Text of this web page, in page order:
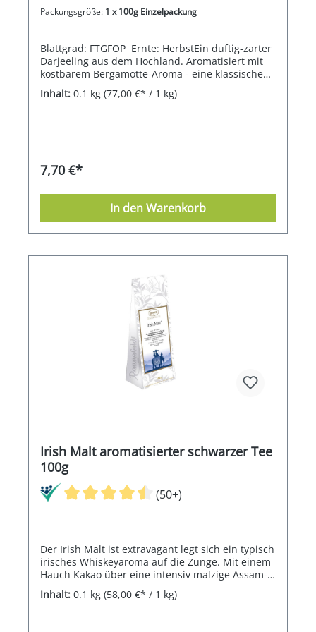
Packungsgröße: 1 x 100g Einzelpackung
Blattgrad: FTGFOP Ernte: HerbstEin duftig-zarter
Darjeeling aus dem Hochland. Aromatisiert mit
kostbarem Bergamotte-Aroma - eine klassische
Komposition.
Inhalt: 0.1 kg (77,00 €* / 1 kg)
7,70 €*
In den Warenkorb
Irish Malt aromatisierter schwarzer Tee
100g
(50+)
Der Irish Malt ist extravagant legt sich ein typisch
irisches Whiskeyaroma auf die Zunge. Mit einem
Hauch Kakao über eine intensiv malzige Assam-
Mischung ist unser Irish Malt ein Hochgenuss.
Irish Malt ist pur und mit Kandis zu genießen.
Inhalt: 0.1 kg (58,00 €* / 1 kg)